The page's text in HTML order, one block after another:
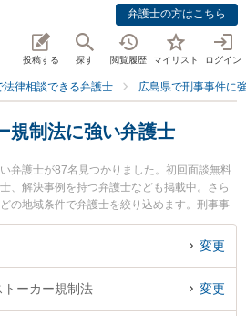
弁護士の方はこちら
投稿する 探す 閲覧履歴 マイリスト ログイン
法律相談できる弁護士 広島県で刑事事件に
規制法に強い弁護士
弁護士が87名見つかりました。初回面談無料
、解決事例を持つ弁護士なども掲載中。さら
の地域条件で弁護士を絞り込めます。刑事事
、再犯・前科あり等の細かな分野での絞り込
法律事務所の井上 祐司弁護士や弁護士法人AL
発生したストーカー規制法のトラブルを今す
ーカー規制法のトラブル解決の実績豊富な近
変更
ーカー規制法 変更